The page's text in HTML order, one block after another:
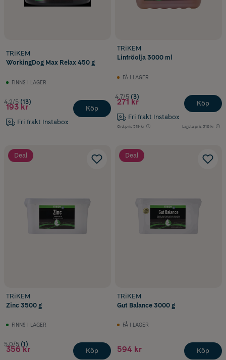
TRiKEM
WorkingDog Max Relax 450 g
FINNS I LAGER
4.2/5 (13)
193 kr
Fri frakt Instabox
Köp
TRiKEM
Linfröolja 3000 ml
FÅ I LAGER
4.7/5 (3)
271 kr
Fri frakt Instabox
Ord.pris 319 kr Lägsta pris 316 kr
Köp
Deal
TRiKEM
Zinc 3500 g
FINNS I LAGER
5.0/5 (1)
356 kr Köp
Deal
TRiKEM
Gut Balance 3000 g
FÅ I LAGER
594 kr Köp